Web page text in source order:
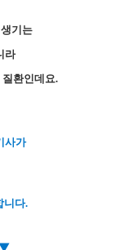
기는
라
환인데요.
사가
니다.